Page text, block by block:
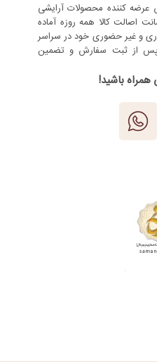
عرضه کننده محصولات آرایشی
اصالت کالا همه روزه آماده
و غیر حضوری خود در سراسر
از ثبت سفارش و تضمین
همراه باشید!